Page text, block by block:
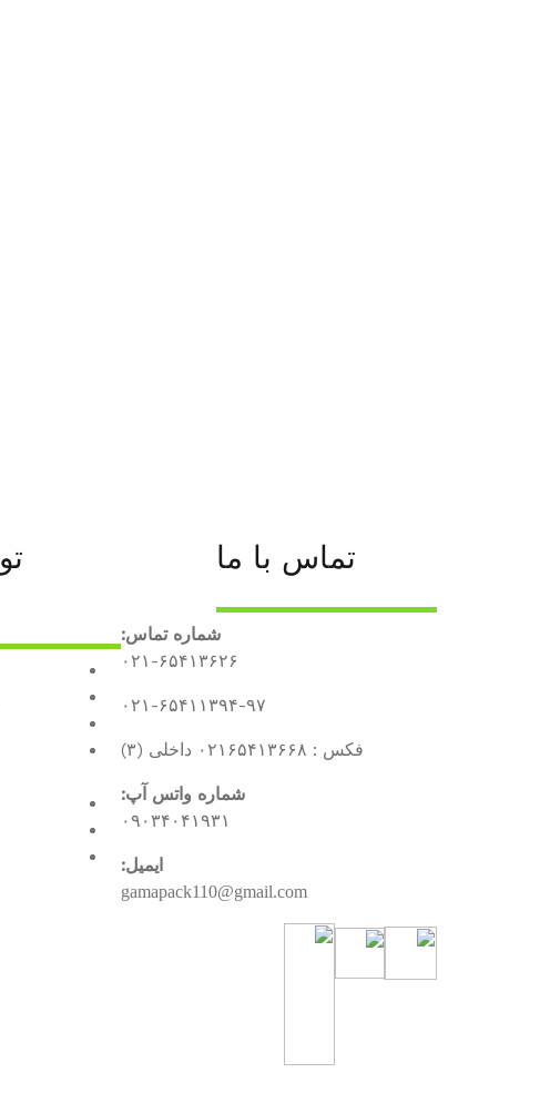
تماس با ما
شماره تماس:
۰۲۱-۶۵۴۱۳۶۲۶
۰۲۱-۶۵۴۱۱۳۹۴-۹۷
فکس : ۰۲۱۶۵۴۱۳۶۶۸ داخلی (۳)
شماره واتس آپ:
۰۹۰۳۴۰۴۱۹۳۱
ایمیل:
gamapack110@gmail.com